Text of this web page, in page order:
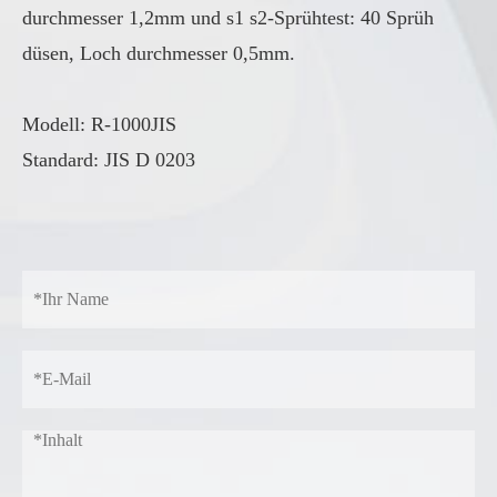
durchmesser 1,2mm und s1 s2-Sprühtest: 40 Sprüh
düsen, Loch durchmesser 0,5mm.
Modell: R-1000JIS
Standard: JIS D 0203